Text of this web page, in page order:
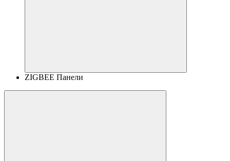
ZIGBEE Панели